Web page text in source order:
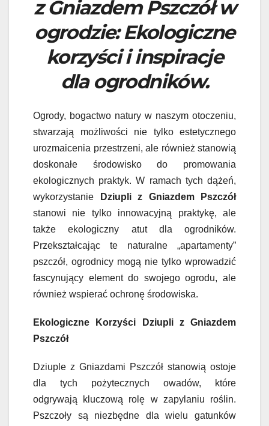
z Gniazdem Pszczół w
ogrodzie: Ekologiczne
korzyści i inspiracje
dla ogrodników.
Ogrody, bogactwo natury w naszym otoczeniu,
stwarzają możliwości nie tylko estetycznego
urozmaicenia przestrzeni, ale również stanowią
doskonałe środowisko do promowania
ekologicznych praktyk. W ramach tych dążeń,
wykorzystanie
Dziupli z Gniazdem Pszczół
stanowi nie tylko innowacyjną praktykę, ale
także ekologiczny atut dla ogrodników.
Przekształcając te naturalne „apartamenty”
pszczół, ogrodnicy mogą nie tylko wprowadzić
fascynujący element do swojego ogrodu, ale
również wspierać ochronę środowiska.
Ekologiczne Korzyści Dziupli z Gniazdem
Pszczół
Dziuple z Gniazdami Pszczół stanowią ostoje
dla tych pożytecznych owadów, które
odgrywają kluczową rolę w zapylaniu roślin.
Pszczoły są niezbędne dla wielu gatunków